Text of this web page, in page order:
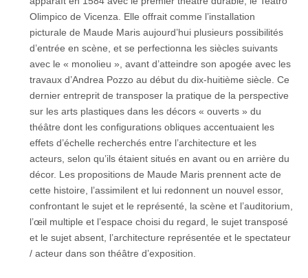
Olimpico de Vicenza. Elle offrait comme l’installation
picturale de Maude Maris aujourd’hui plusieurs possibilités
d’entrée en scène, et se perfectionna les siècles suivants
avec le « monolieu », avant d’atteindre son apogée avec les
travaux d’Andrea Pozzo au début du dix-huitième siècle. Ce
dernier entreprit de transposer la pratique de la perspective
sur les arts plastiques dans les décors « ouverts » du
théâtre dont les configurations obliques accentuaient les
effets d’échelle recherchés entre l’architecture et les
acteurs, selon qu’ils étaient situés en avant ou en arrière du
décor. Les propositions de Maude Maris prennent acte de
cette histoire, l’assimilent et lui redonnent un nouvel essor,
confrontant le sujet et le représenté, la scène et l’auditorium,
l’œil multiple et l’espace choisi du regard, le sujet transposé
et le sujet absent, l’architecture représentée et le spectateur
/ acteur dans son théâtre d’exposition.